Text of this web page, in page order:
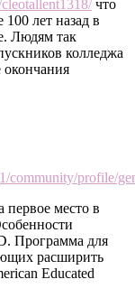
что
лет назад в
Людям так
колледжа
окончания
profile/
первое место в
Программа для
расширить
Educated